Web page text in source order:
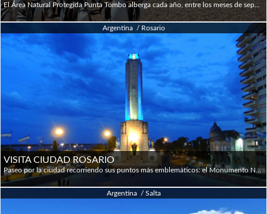
El Área Natural Protegida Punta Tombo alberga cada año, entre los meses de septiembre y abril, a la mayor colonia continental de pingüinos de Magallanes del mundo. Ubicada a orillas del Océano Atlántico, rodeada de estancias dedicadas a la producción lanera, es el sitio elegido por los pingüinos para reproducirse. Frente al mar, medio millón de pingüinos cuidan sus nidos de los depredadores, buscan comida (pequeños peces, anchoitas y calamares) para sus pichones, llenan el aire con sus graznidos y manchan el paisaje de blanco y negro. Los mejores momentos para observarlos son la mañana y el atardecer, cuando no hace tanto calor y los pingüinos acrecientan su actividad. Para llegar a Punta Tombo hay que recorrer cerca de 180 km hacia el sur; la ruta de acceso está en su mayor parte asfaltada, con un tramo de 20 km de ripio al final del trayecto, en el ingreso al Área Natural. Salida por la mañana; ingreso a la reserva para transitar cerca de los nidos. Desde un acantilado se observará el gran número de pingüinos que se encuentran sobre la playa. Regresando por la tarde pequeño City tour por la Ciudad de Trelew ("pueblo de Lewis" en galés, Lewis Jones fue uno de los pioneros que llegaron a estas lejanas tierras a finales del siglo XIX). Parada en el Museo Paleontológico E.Feruglio conocido como MEF (entrada opcional). Luego se continúa hacia la Colonia de Gaiman, donde se podrá degustar el exquisito Te Gales (opcional). Arribo a última hora de la tarde a Puerto Madryn.
Argentina / Rosario
VISITA CIUDAD ROSARIO
Paseo por la ciudad recorriendo sus puntos más emblemáticos: el Monumento Nacional de la Bandera, La Catedral (Santuario de Nuestra Señora del Rosario) de finales del siglo XIX, la Plaza 25 de Mayo, el Teatro el Círculo, el Boulevard Oroño con sus famosas mansiones y edificios de fines de siglo XIX -un lindo lugar para caminar y apreciar su arquitectura-, el Museo de Bellas Artes Juan Castagnino, el Parque España que es un amplio sector aledaño a la costa del río Paraná y el Parque Independencia, que fue el primero de la ciudad inaugurado en 1902.
Argentina / Salta